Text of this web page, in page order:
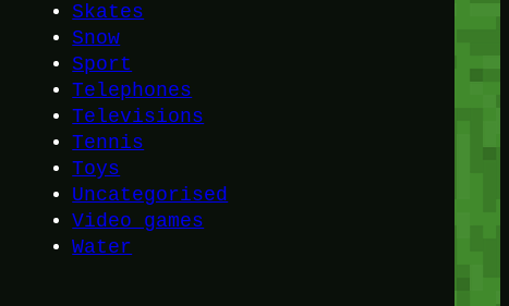
Skates
Snow
Sport
Telephones
Televisions
Tennis
Toys
Uncategorised
Video games
Water